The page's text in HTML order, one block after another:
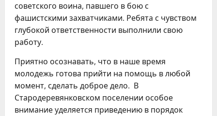
советского воина, павшего в бою с
фашистскими захватчиками. Ребята с чувством
глубокой ответственности выполнили свою
работу.
Приятно осознавать, что в наше время
молодежь готова прийти на помощь в любой
момент, сделать доброе дело. В
Стародеревянковском поселении особое
внимание уделяется приведению в порядок